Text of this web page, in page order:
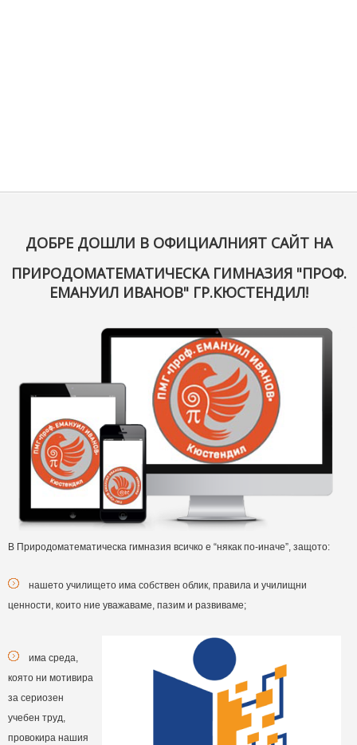
ДОБРЕ ДОШЛИ В ОФИЦИАЛНИЯТ САЙТ НА
ПРИРОДОМАТЕМАТИЧЕСКА ГИМНАЗИЯ "ПРОФ.
ЕМАНУИЛ ИВАНОВ" ГР.КЮСТЕНДИЛ!
В Природоматематическа гимназия всичко е “някак по-иначе”, защото:
нашето училището има собствен облик, правила и училищни
ценности, които ние уважаваме, пазим и развиваме;
има среда,
която ни мотивира
за сериозен
учебен труд,
провокира нашия